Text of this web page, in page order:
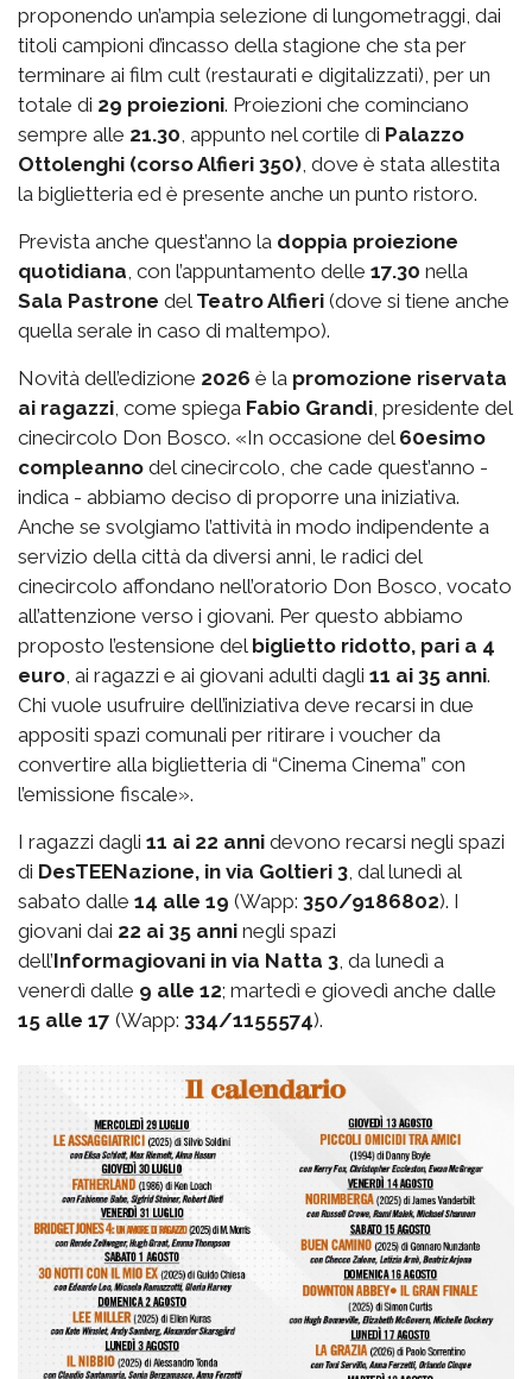
proponendo un’ampia selezione di lungometraggi, dai
titoli campioni d’incasso della stagione che sta per
terminare ai film cult (restaurati e digitalizzati), per un
totale di 29 proiezioni. Proiezioni che cominciano
sempre alle 21.30, appunto nel cortile di Palazzo
Ottolenghi (corso Alfieri 350), dove è stata allestita
la biglietteria ed è presente anche un punto ristoro.
Prevista anche quest’anno la doppia proiezione
quotidiana, con l’appuntamento delle 17.30 nella
Sala Pastrone del Teatro Alfieri (dove si tiene anche
quella serale in caso di maltempo).
Novità dell’edizione 2026 è la promozione riservata
ai ragazzi, come spiega Fabio Grandi, presidente del
cinecircolo Don Bosco. «In occasione del 60esimo
compleanno del cinecircolo, che cade quest’anno -
indica - abbiamo deciso di proporre una iniziativa.
Anche se svolgiamo l’attività in modo indipendente a
servizio della città da diversi anni, le radici del
cinecircolo affondano nell’oratorio Don Bosco, vocato
all’attenzione verso i giovani. Per questo abbiamo
proposto l’estensione del biglietto ridotto, pari a 4
euro, ai ragazzi e ai giovani adulti dagli 11 ai 35 anni.
Chi vuole usufruire dell’iniziativa deve recarsi in due
appositi spazi comunali per ritirare i voucher da
convertire alla biglietteria di “Cinema Cinema” con
l’emissione fiscale».
I ragazzi dagli 11 ai 22 anni devono recarsi negli spazi
di DesTEENazione, in via Goltieri 3, dal lunedì al
sabato dalle 14 alle 19 (Wapp: 350/9186802). I
giovani dai 22 ai 35 anni negli spazi
dell’Informagiovani in via Natta 3, da lunedì a
venerdì dalle 9 alle 12; martedì e giovedì anche dalle
15 alle 17 (Wapp: 334/1155574).